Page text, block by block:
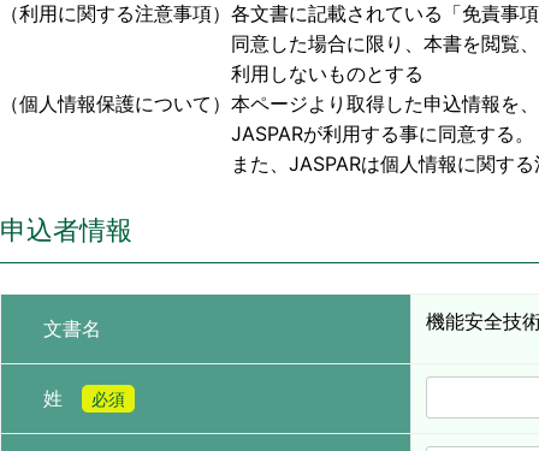
（利用に関する注意事項）各文書に記載されている「免責
同意した場合に限り、本書を閲覧、利用する
利用しないものとする
（個人情報保護について）本ページより取得した申込情報
JASPARが利用する事に同意する。
また、JASPARは個人情報に関する法令およ
申込者情報
文書名 機能安全技
姓 必須